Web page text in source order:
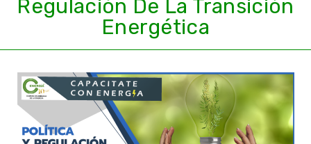
Regulación De La Transición
Energética